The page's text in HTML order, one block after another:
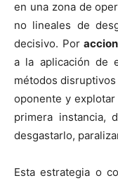
en una zona de
no lineales de
decisivo. Por
a la aplicación de
métodos
oponente y
primera instancia,
desgastarlo,
Esta estrategia o